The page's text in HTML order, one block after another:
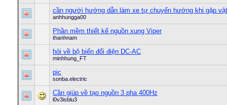
cần người hướng dẫn làm xe tự chuyển hướng khi gặp
anhhungga00
Phần mềm thiết kế nguồn xung Viper
thanhnam
hỏi về bộ biến đổi điện DC-AC
minhhung_FT
pic
sonba.electric
Cần giúp về tạo nguồn 3 pha 400Hz
l0v3isblu3